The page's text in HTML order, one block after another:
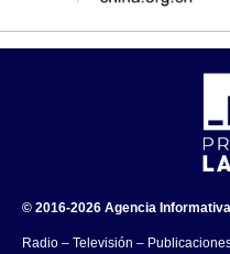
© 2016-2026 Agencia
Radio – Televisión –